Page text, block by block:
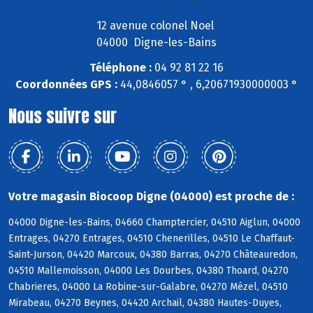
12 avenue colonel Noel
04000 Digne-les-Bains
Téléphone : 04 92 81 22 16
Coordonnées GPS : 44,0846057 ° , 6,20671930000003 °
Nous suivre sur
Votre magasin Biocoop Digne (04000) est proche de :
04000 Digne-les-Bains, 04660 Champtercier, 04510 Aiglun, 04000
Entrages, 04270 Entrages, 04510 Chenerilles, 04510 Le Chaffaut-
Saint-Jurson, 04420 Marcoux, 04380 Barras, 04270 Châteauredon,
04510 Mallemoisson, 04000 Les Dourbes, 04380 Thoard, 04270
Chabrieres, 04000 La Robine-sur-Galabre, 04270 Mézel, 04510
Mirabeau, 04270 Beynes, 04420 Archail, 04380 Hautes-Duyes,